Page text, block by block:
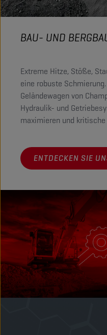
BAU- UND
Extreme Hitze, Stöße,
eine robuste
Geländewagen von
Hydraulik- und
maximieren und
ENTDECKEN SIE